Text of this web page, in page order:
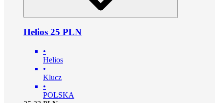
Helios 25 PLN
•
Helios
•
Klucz
•
POLSKA